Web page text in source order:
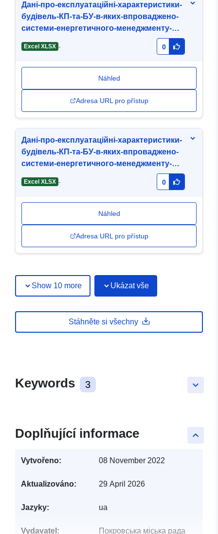
Дані-про-експлуатаційні-характеристики-
будівель-КП-та-БУ-в-яких-впроваджено-
системи-енергетичного-менеджменту-
Excel XLSX - 0
Náhled
Adresa URL pro přístup
Дані-про-експлуатаційні-характеристики-
будівель-КП-та-БУ-в-яких-впроваджено-
системи-енергетичного-менеджменту-
Excel XLSX - 0
Náhled
Adresa URL pro přístup
Show 10 more Ukázat vše
Stáhněte si všechny
keyboard_arrow_down
Keywords 3
keyboard_arrow_up
Doplňující informace
Vytvořeno: 08 November 2022
Aktualizováno: 29 April 2026
Jazyky: ua
Vydavatel: Покровська міська рада